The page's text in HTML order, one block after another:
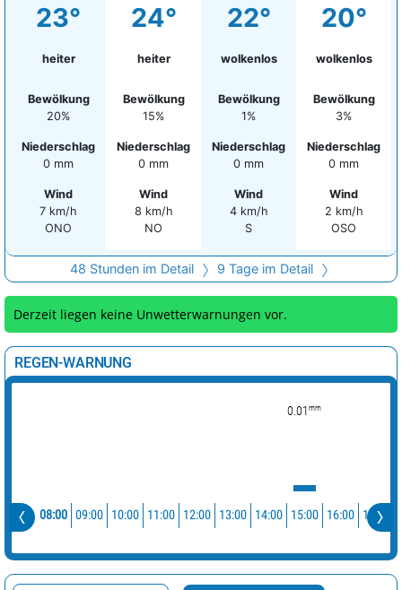
23°
heiter
Bewölkung
20%
Niederschlag
0 mm
Wind
7 km/h
ONO
24°
heiter
Bewölkung
15%
Niederschlag
0 mm
Wind
8 km/h
NO
22°
wolkenlos
Bewölkung
1%
Niederschlag
0 mm
Wind
4 km/h
S
20°
wolkenlos
Bewölkung
3%
Niederschlag
0 mm
Wind
2 km/h
OSO
48 Stunden im Detail 9 Tage im Detail
Derzeit liegen keine Unwetterwarnungen vor.
REGEN-WARNUNG
0.01 mm
08:00 09:00 10:00 11:00 12:00 13:00 14:00 15:00 16:00 17:00